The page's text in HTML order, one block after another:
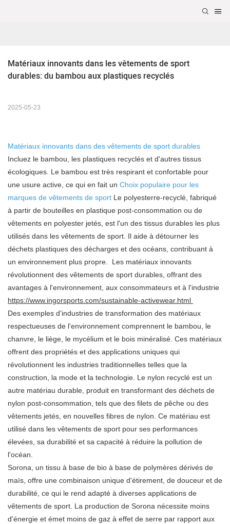
Matériaux innovants dans les vêtements de sport
durables: du bambou aux plastiques recyclés
2025-05-23
Matériaux innovants dans des vêtements de sport durables
Incluez le bambou, les plastiques recyclés et d'autres tissus
écologiques. Le bambou est très respirant et confortable pour
une usure active, ce qui en fait un Choix populaire pour les
marques de vêtements de sport Le polyesterre-recyclé, fabriqué
à partir de bouteilles en plastique post-consommation ou de
vêtements en polyester jetés, est l'un des tissus durables les plus
utilisés dans les vêtements de sport. Il aide à détourner les
déchets plastiques des décharges et des océans, contribuant à
un environnement plus propre. Les matériaux innovants
révolutionnent des vêtements de sport durables, offrant des
avantages à l'environnement, aux consommateurs et à l'industrie
https://www.ingorsports.com/sustainable-activewear.html
Des exemples d'industries de transformation des matériaux
respectueuses de l'environnement comprennent le bambou, le
chanvre, le liège, le mycélium et le bois minéralisé. Ces matériaux
offrent des propriétés et des applications uniques qui
révolutionnent les industries traditionnelles telles que la
construction, la mode et la technologie. Le nylon recyclé est un
autre matériau durable, produit en transformant des déchets de
nylon post-consommation, tels que des filets de pêche ou des
vêtements jetés, en nouvelles fibres de nylon. Ce matériau est
utilisé dans les vêtements de sport pour ses performances
élevées, sa durabilité et sa capacité à réduire la pollution de
l'océan.
Sorona, un tissu à base de bio à base de polymères dérivés de
maïs, offre une combinaison unique d'étirement, de douceur et de
durabilité, ce qui le rend adapté à diverses applications de
vêtements de sport. La production de Sorona nécessite moins
d'énergie et émet moins de gaz à effet de serre par rapport aux